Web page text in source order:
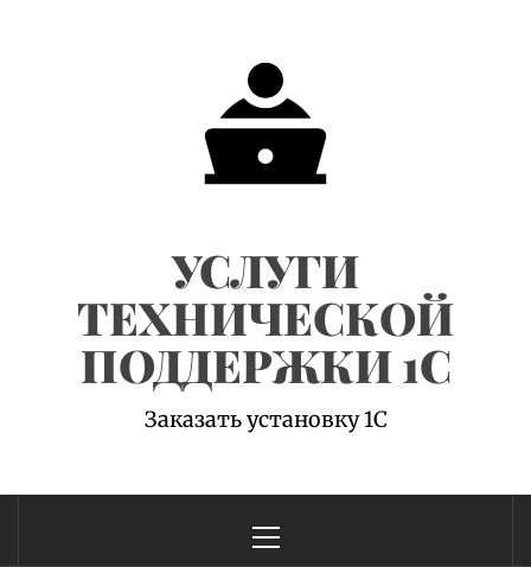
УСЛУГИ
ТЕХНИЧЕСКОЙ
ПОДДЕРЖКИ 1С
Заказать установку 1С
Menu